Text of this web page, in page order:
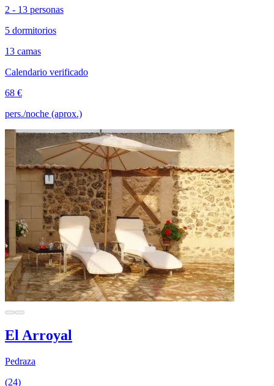
2 - 13 personas
5 dormitorios
13 camas
Calendario verificado
68 €
pers./noche (aprox.)
El Arroyal
Pedraza
(24)